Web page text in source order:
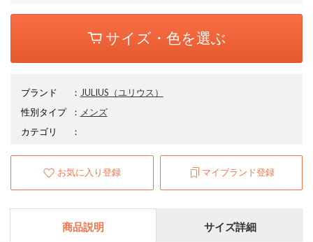
サイズ・色を選ぶ
ブランド ： JULIUS （ユリウス）
性別タイプ
： メンズ
カテゴリ
：
お気に入り登録 マイブランド登録
商品説明 サイズ詳細